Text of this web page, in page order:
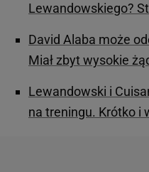
Lewandowskiego?
David Alaba może
Miał zbyt wysokie
Lewandowski i
na treningu. Krótko i